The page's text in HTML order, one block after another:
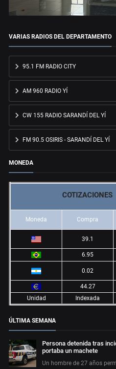
VARIAS RADIOS DEL DEPARTAMENTO
95.1 FM RADIO CITY
AM 960 RADIO YÍ
CW 155 RADIO SARANDÍ DEL YÍ
FM 90.5 OSIRIS - SARANDÍ DEL YÍ
MONEDA
COTIZACIONES
Moneda Compra
39.1
6.95
0.02
44.27
Unidad
Indexada
ÚLTIMA SEMANA
Persona detenida tras
portaba un machete
Un hombre de 27 años